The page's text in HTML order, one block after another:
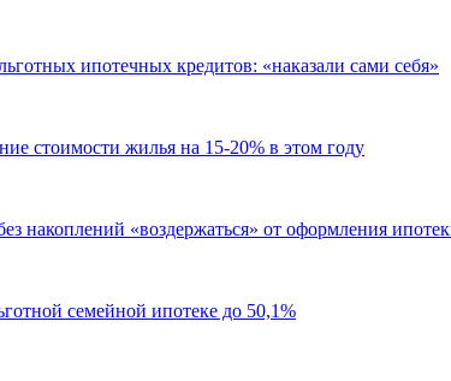
ипотечных кредитов: «наказали сами себя»
стоимости жилья на 15-20% в этом году
накоплений «воздержаться» от оформления
семейной ипотеке до 50,1%